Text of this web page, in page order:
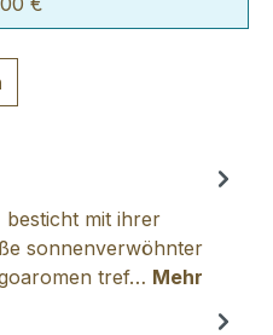
mit ihrer
sonnenverwöhnter
tref… Mehr